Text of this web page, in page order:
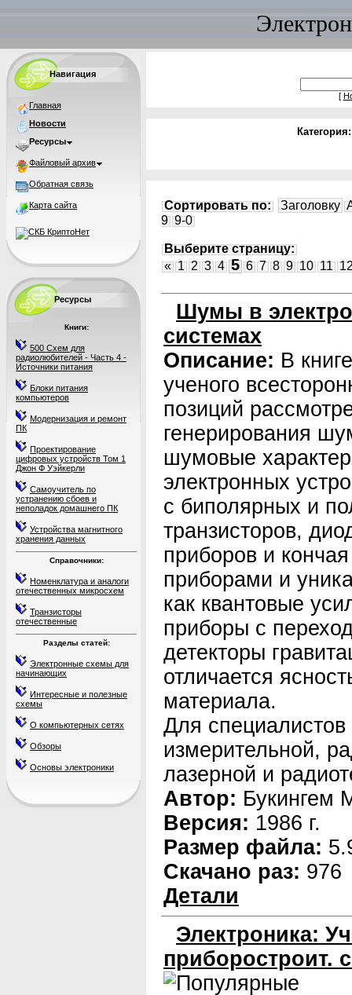
Навигация
Главная
Новости
Ресурсы
Файловый архив
Обратная связь
Карта сайта
Ресурсы
Книги:
500 Схем для
радиолюбителей - Часть 4 -
Источники питания
Блоки питания
компьютеров
Модернизация и ремонт
ПК
Проектирование
цифровых устройств Том 1
Джон Ф Уэйкерли
Самоучитель по
устранению сбоев и
неполадок домашнего ПК
Устройства магнитного
хранения данных
Справочники:
Номенклатура и аналоги
отечественных микросхем
Транзисторы
отечественные
Разделы статей:
Электронные схемы для
начинающих
Интересные и полезные
схемы
О компьютерных сетях
Обзоры
Основы электроники
[
Сортировать по: Заголовку
9 9-0
Выберите страницу:
« 1 2 3 4 5 6 7 8 9 10 11
Шумы в
системах
Описание: В
ученого
позиций
генерирования
шумовые
электронных
с биполярных и
транзисторов,
приборов и
приборами и
как квантовые
приборы с
детекторы
отличается
материала.
Для специалистов
измерительной,
лазерной и
Автор: Букингем
Версия: 1986 г.
Размер файла:
Скачано раз: 976
Детали
Электроника:
приборостроит.